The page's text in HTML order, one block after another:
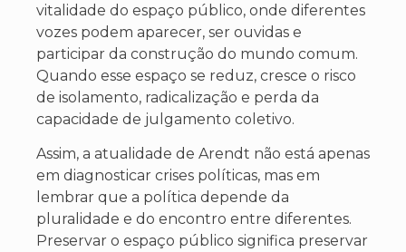
vitalidade do espaço público, onde diferentes
vozes podem aparecer, ser ouvidas e
participar da construção do mundo comum.
Quando esse espaço se reduz, cresce o risco
de isolamento, radicalização e perda da
capacidade de julgamento coletivo.
Assim, a atualidade de Arendt não está apenas
em diagnosticar crises políticas, mas em
lembrar que a política depende da
pluralidade e do encontro entre diferentes.
Preservar o espaço público significa preservar